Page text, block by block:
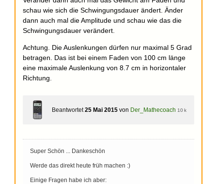
schau wie sich die Schwingungsdauer ändert. Änder
dann auch mal die Amplitude und schau wie das die
Schwingungsdauer verändert.
Achtung. Die Auslenkungen dürfen nur maximal 5 Grad
betragen. Das ist bei einem Faden von 100 cm länge
eine maximale Auslenkung von 8.7 cm in horizontaler
Richtung.
Beantwortet 25 Mai 2015 von Der_Mathecoach 10 k
Super Schön ... Dankeschön
Werde das direkt heute früh machen :)
Einige Fragen habe ich aber: